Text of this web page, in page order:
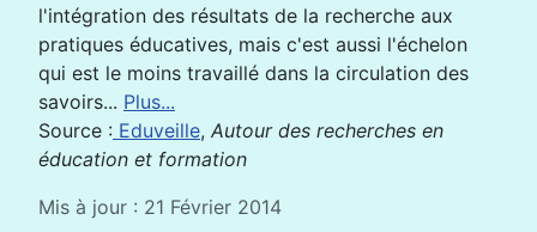
l'intégration des résultats de la recherche aux
pratiques éducatives, mais c'est aussi l'échelon
qui est le moins travaillé dans la circulation des
savoirs... Plus...
Source : Eduveille, Autour des recherches en
éducation et formation
Mis à jour : 21 Février 2014